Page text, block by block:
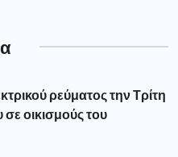
ρεύματος την Τρίτη
οικισμούς του